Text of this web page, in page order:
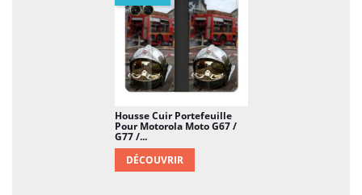
Housse Cuir Portefeuille
Pour Motorola Moto G67 /
G77 /...
DÉCOUVRIR